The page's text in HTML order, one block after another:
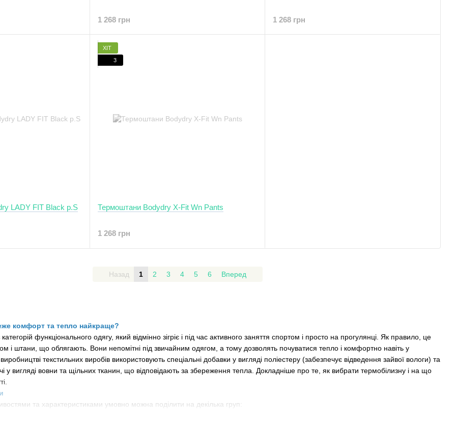
комфорт та тепло найкраще?
функціонального одягу, який відмінно зігріє і під час активного заняття спортом і просто на прогулянці. Як правило, це
і штани, що облягають. Вони непомітні під звичайним одягом, а тому дозволять почуватися тепло і комфортно навіть у
текстильних виробів використовують спеціальні добавки у вигляді поліестеру (забезпечує відведення зайвої вологи) та
у вигляді вовни та щільних тканин, що відповідають за збереження тепла. Докладніше про те, як вибрати термобілизну і на що
та характеристиками умовно можна поділити на декілька груп:
1 268 грн 1 268 грн
LADY FIT Black р.S
ХІТ
3
Термоштани Bodydry X-Fit Wn Pants
1 268 грн
Назад 1 2 3 4 5 6 Вперед